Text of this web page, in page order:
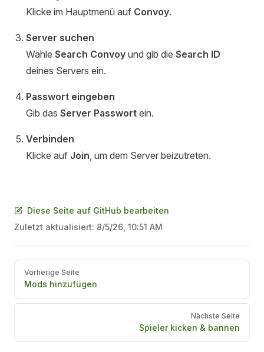
Klicke im Hauptmenü auf Convoy.
Server suchen
Wähle Search Convoy und gib die Search ID
deines Servers ein.
Passwort eingeben
Gib das Server Passwort ein.
Verbinden
Klicke auf Join, um dem Server beizutreten.
Diese Seite auf GitHub bearbeiten
Zuletzt aktualisiert: 8/5/26, 10:51 AM
Pager
Vorherige Seite
Mods hinzufügen
Nächste Seite
Spieler kicken & bannen